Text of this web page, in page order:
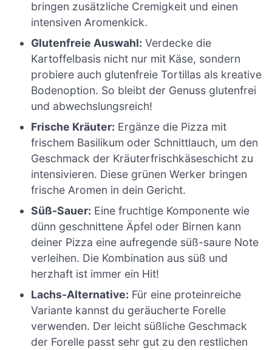
bringen zusätzliche Cremigkeit und einen
intensiven Aromenkick.
Glutenfreie Auswahl: Verdecke die
Kartoffelbasis nicht nur mit Käse, sondern
probiere auch glutenfreie Tortillas als kreative
Bodenoption. So bleibt der Genuss glutenfrei
und abwechslungsreich!
Frische Kräuter: Ergänze die Pizza mit
frischem Basilikum oder Schnittlauch, um den
Geschmack der Kräuterfrischkäseschicht zu
intensivieren. Diese grünen Werker bringen
frische Aromen in dein Gericht.
Süß-Sauer: Eine fruchtige Komponente wie
dünn geschnittene Äpfel oder Birnen kann
deiner Pizza eine aufregende süß-saure Note
verleihen. Die Kombination aus süß und
herzhaft ist immer ein Hit!
Lachs-Alternative: Für eine proteinreiche
Variante kannst du geräucherte Forelle
verwenden. Der leicht süßliche Geschmack
der Forelle passt sehr gut zu den restlichen